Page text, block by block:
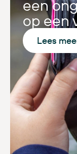
een
op een
Lees